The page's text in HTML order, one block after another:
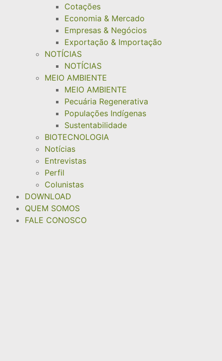
Cotações
Economia & Mercado
Empresas & Negócios
Exportação & Importação
NOTÍCIAS
NOTÍCIAS
MEIO AMBIENTE
MEIO AMBIENTE
Pecuária Regenerativa
Populações Indígenas
Sustentabilidade
BIOTECNOLOGIA
Notícias
Entrevistas
Perfil
Colunistas
DOWNLOAD
QUEM SOMOS
FALE CONOSCO